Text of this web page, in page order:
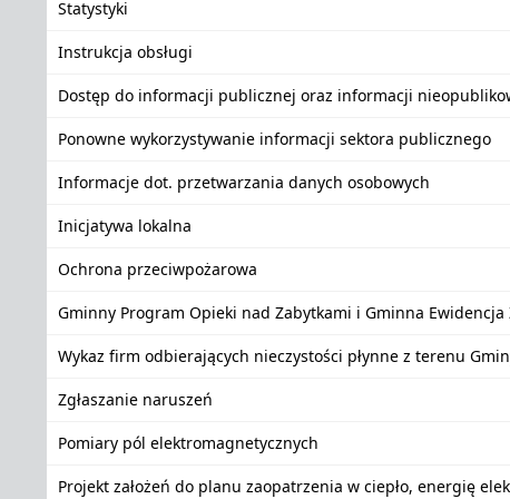
Statystyki
Instrukcja obsługi
Dostęp do informacji publicznej oraz informacji
Ponowne wykorzystywanie informacji sektora publicznego
Informacje dot. przetwarzania danych osobowych
Inicjatywa lokalna
Ochrona przeciwpożarowa
Gminny Program Opieki nad Zabytkami i Gminna Ewidencja
Wykaz firm odbierających nieczystości płynne z terenu
Zgłaszanie naruszeń
Pomiary pól elektromagnetycznych
Projekt założeń do planu zaopatrzenia w ciepło, energię